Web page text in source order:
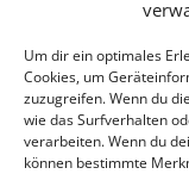
Um dir ein optimales
Cookies, um
zuzugreifen. Wenn du
wie das Surfverhalten
verarbeiten. Wenn du
können bestimmte
aktive Rolle
und ihr eine
während man
Religionen der
dämonisierte.